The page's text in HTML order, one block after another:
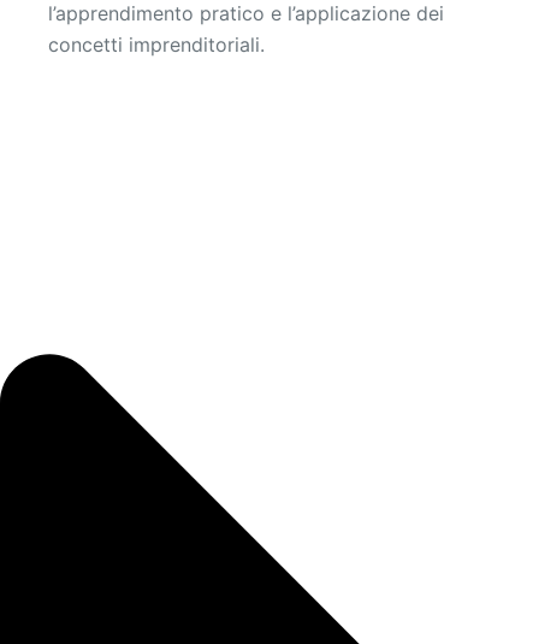
l’apprendimento pratico e l’applicazione dei
concetti imprenditoriali.